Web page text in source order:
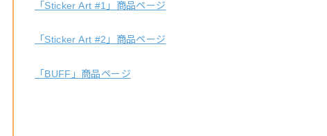
「Sticker Art #1」商品ページ
「Sticker Art #2」商品ページ
「BUFF」商品ページ